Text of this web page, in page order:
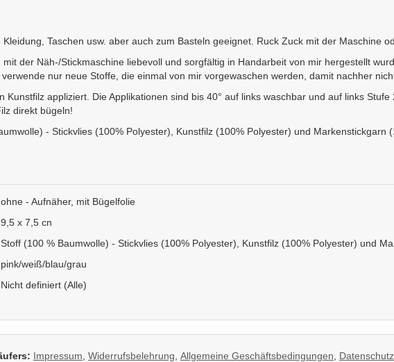
Taschen usw. aber auch zum Basteln geeignet. Ruck Zuck mit der Maschine
der Näh-/Stickmaschine liebevoll und sorgfältig in Handarbeit von mir hergestellt
nur neue Stoffe, die einmal von mir vorgewaschen werden, damit nachher
Kunstfilz appliziert. Die Applikationen sind bis 40° auf links waschbar und auf links
direkt bügeln!
- Stickvlies (100% Polyester), Kunstfilz (100% Polyester) und Markenstickgarn
ohne - Aufnäher, mit Bügelfolie
9,5 x 7,5 cn
Stoff (100 % Baumwolle) - Stickvlies (100% Polyester), Kunstfilz (100% Polyester) und
pink/weiß/blau/grau
Nicht definiert (Alle)
Impressum Widerrufsbelehrung Allgemeine Geschäftsbedingungen